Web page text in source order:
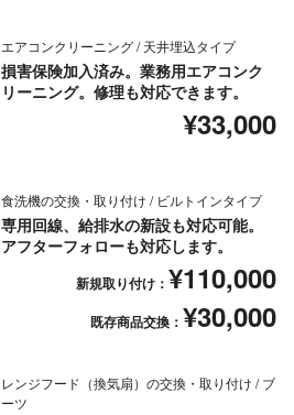
エアコンクリーニング / 天井埋込タイプ
損害保険加入済み。業務用エアコンク
リーニング。修理も対応できます。
¥33,000
食洗機の交換・取り付け / ビルトインタイプ
専用回線、給排水の新設も対応可能。
アフターフォローも対応します。
新規取り付け： ¥110,000
既存商品交換： ¥30,000
レンジフード（換気扇）の交換・取り付け / ブ
ーツ